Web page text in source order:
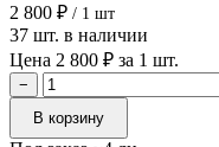
2 800 ₽ / 1 шт
37 шт. в наличии
Цена 2 800 ₽ за 1 шт.
−
В корзину